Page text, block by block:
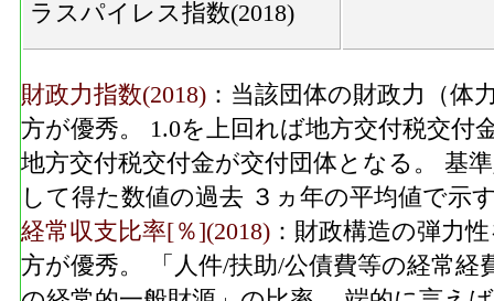
ラスパイレス指数(2018)
財政力指数(2018) ：当該団体の財政力（体
方が優秀。 1.0を上回れば地方交付税交付
地方交付税交付金が交付団体となる。 基
して得た数値の過去 ３ヵ年の平均値で示
経常収支比率[％](2018) ：財政構造の弾力
方が優秀。 「人件/扶助/公債費等の経常経